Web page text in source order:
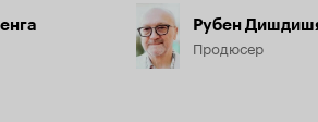
Рубен
Продюсер